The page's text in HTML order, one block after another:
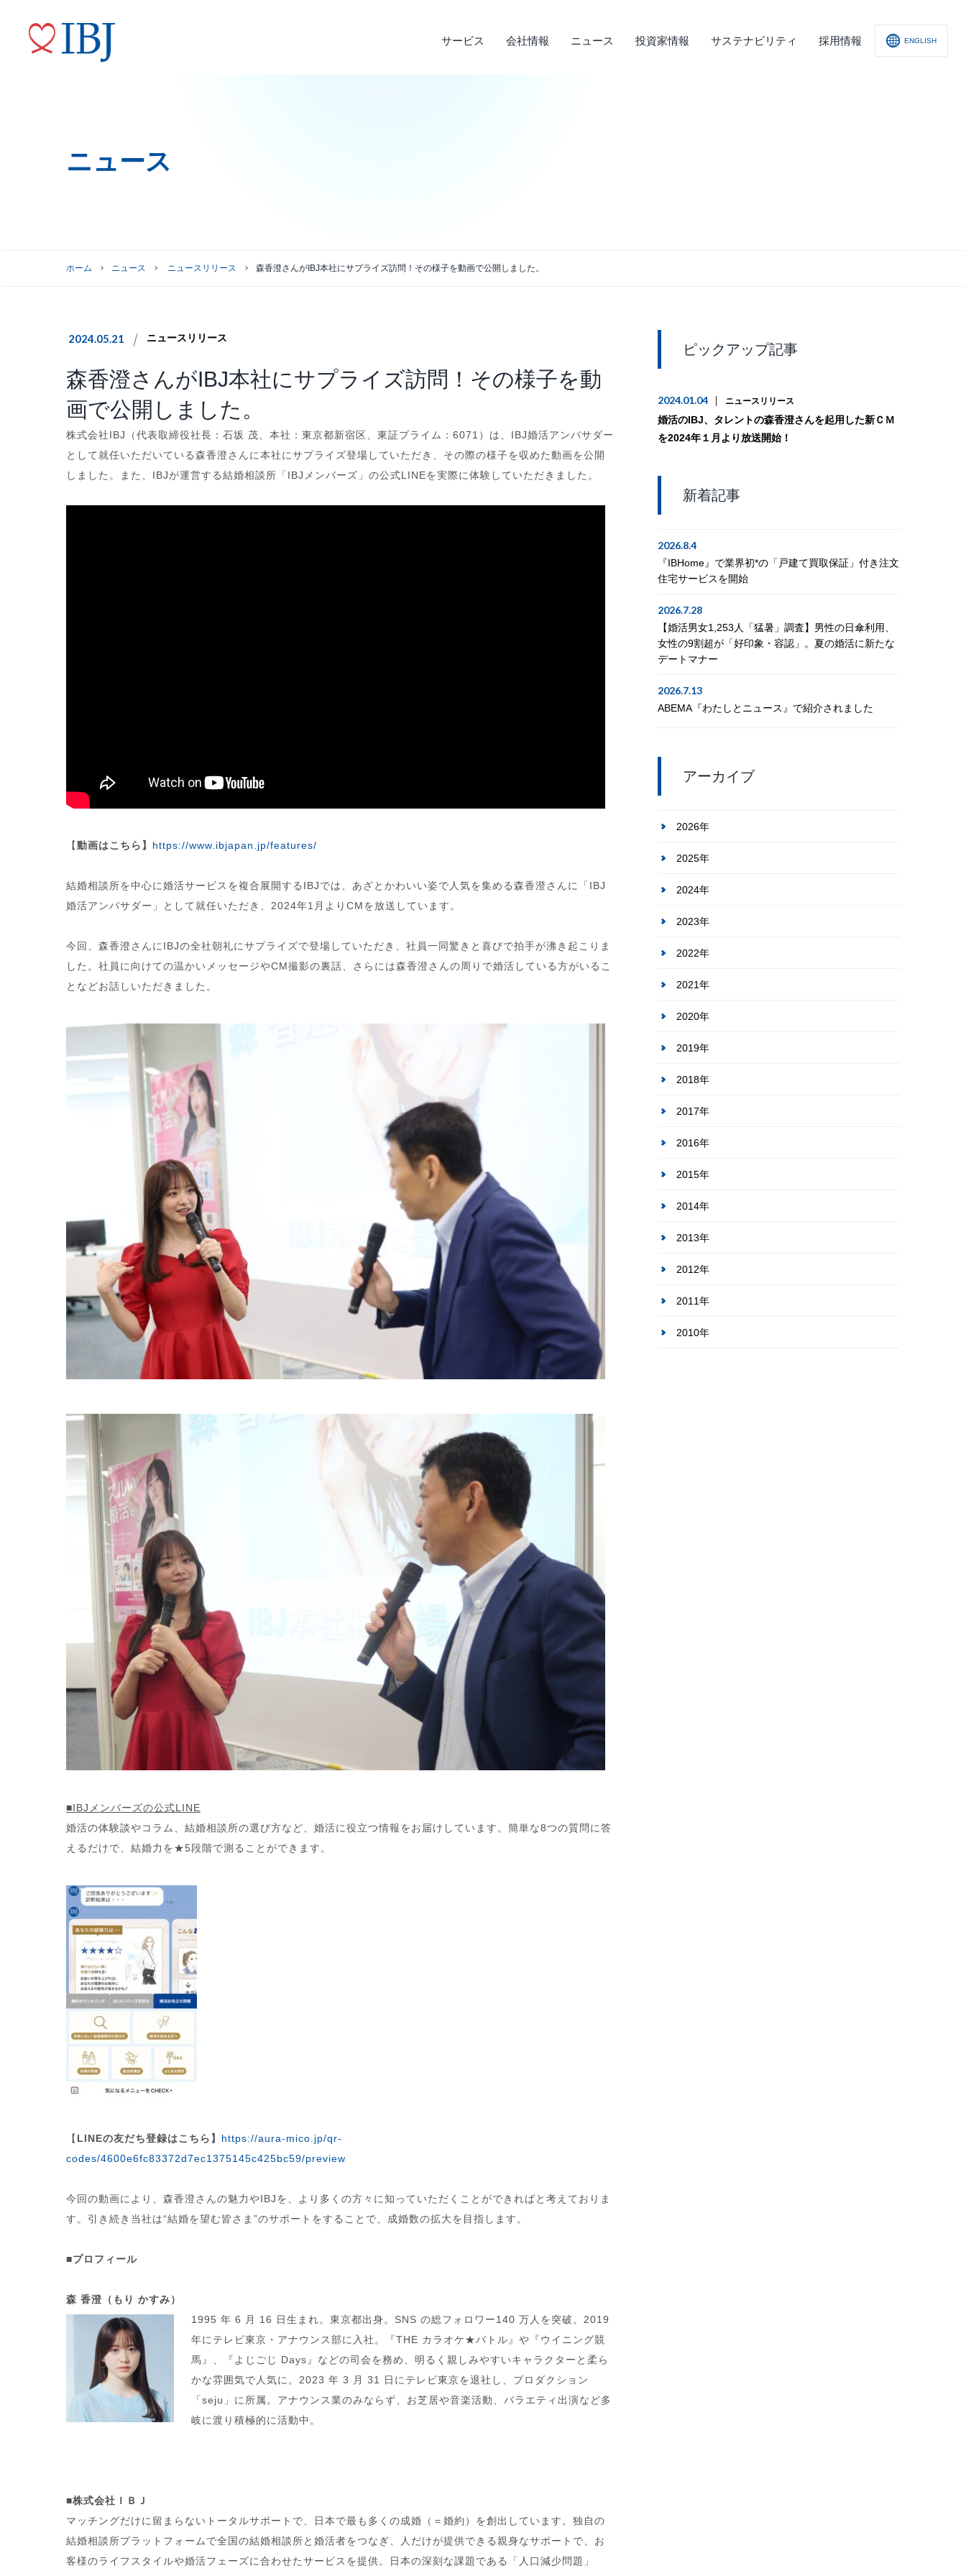
サービス
婚活サービス
会社情報
代表メッセージ
ニュース
ニュースリリース
投資家情報
株式情報
株主総会情報 四半期報告書・有価証券報告書
サステナビリティ
トップコミットメント
採用情報 ENGLISH
ニュース
ホーム ニュース ニュースリリース 森香澄さんがIBJ本社にサプライズ訪問！その様子を動画で公開しました。
2024.05.21 ニュースリリース
森香澄さんがIBJ本社にサプライズ訪問！その様子を動
画で公開しました。
株式会社IBJ（代表取締役社長：石坂 茂、本社：東京都新宿区、東証プライム：6071）は、IBJ婚活アンバサダー
として就任いただいている森香澄さんに本社にサプライズ登場していただき、その際の様子を収めた動画を公開
しました。また、IBJが運営する結婚相談所「IBJメンバーズ」の公式LINEを実際に体験していただきました。
【動画はこちら】 https://www.ibjapan.jp/features/
結婚相談所を中心に婚活サービスを複合展開するIBJでは、あざとかわいい姿で人気を集める森香澄さんに「IBJ
婚活アンバサダー」として就任いただき、2024年1月よりCMを放送しています。
今回、森香澄さんにIBJの全社朝礼にサプライズで登場していただき、社員一同驚きと喜びで拍手が沸き起こりま
した。社員に向けての温かいメッセージやCM撮影の裏話、さらには森香澄さんの周りで婚活している方がいるこ
となどお話しいただきました。
■IBJメンバーズの公式LINE
婚活の体験談やコラム、結婚相談所の選び方など、婚活に役立つ情報をお届けしています。簡単な8つの質問に答
えるだけで、結婚力を★5段階で測ることができます。
【 LINEの友だち登録はこちら】 https://aura-mico.jp/qr-
codes/4600e6fc83372d7ec1375145c425bc59/preview
今回の動画により、森香澄さんの魅力やIBJを、より多くの方々に知っていただくことができればと考えておりま
す。引き続き当社は“結婚を望む皆さま”のサポートをすることで、成婚数の拡大を目指します。
■プロフィール
森 香澄（もり かすみ）
1995 年 6 月 16 日生まれ。東京都出身。SNS の総フォロワー140 万人を突破。2019
年にテレビ東京・アナウンス部に入社。『THE カラオケ★バトル』や『ウイニング競
馬』、『よじごじ Days』などの司会を務め、明るく親しみやすいキャラクターと柔ら
かな雰囲気で人気に。2023 年 3 月 31 日にテレビ東京を退社し、プロダクション
「seju」に所属。アナウンス業のみならず、お芝居や音楽活動、バラエティ出演など多
岐に渡り積極的に活動中。
■株式会社ＩＢＪ
​​マッチングだけに留まらないトータルサポートで、日本で最も多くの成婚（＝婚約）を創出しています。独自の
結婚相談所プラットフォームで全国の結婚相談所と婚活者をつなぎ、人だけが提供できる親身なサポートで、お
客様のライフスタイルや婚活フェーズに合わせたサービスを提供。日本の深刻な課題である「人口減少問題」
ピックアップ記事
2024.01.04 ニュースリリース
婚活のIBJ、タレントの森香澄さんを起用した新ＣＭ
を2024年１月より放送開始！
新着記事
2026.8.4
『IBHome』で業界初*の「戸建て買取保証」付き注文
住宅サービスを開始
2026.7.28
【婚活男女1,253人「猛暑」調査】男性の日傘利用、
女性の9割超が「好印象・容認」。夏の婚活に新たな
デートマナー
2026.7.13
ABEMA『わたしとニュース』で紹介されました
アーカイブ
2026年
2025年
2024年
2023年
2022年
2021年
2020年
2019年
2018年
2017年
2016年
2015年
2014年
2013年
2012年
2011年
2010年